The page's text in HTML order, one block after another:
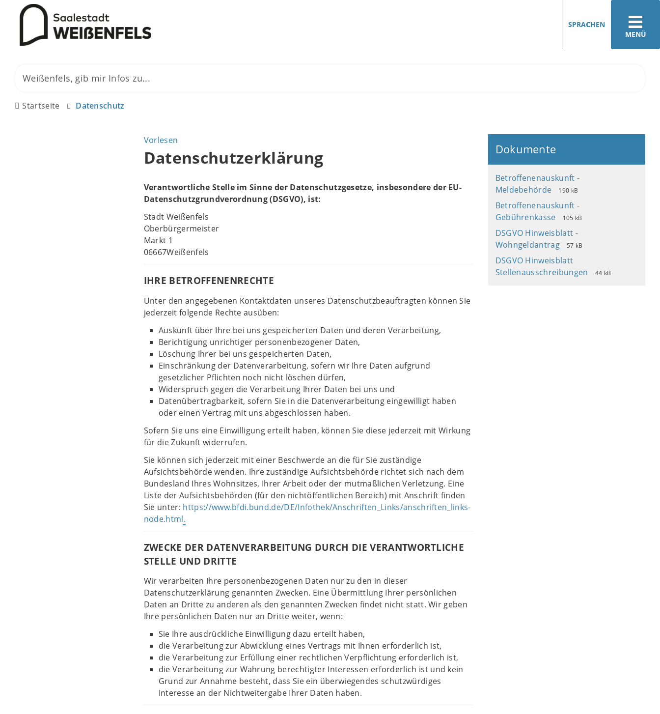
MENÜ
SPRACHEN
Startseite Datenschutz
Vorlesen
Datenschutzerklärung
Verantwortliche Stelle im Sinne der Datenschutzgesetze, insbesondere der EU-
Datenschutzgrundverordnung (DSGVO), ist:
Stadt Weißenfels
Oberbürgermeister
Markt 1
06667Weißenfels
IHRE BETROFFENENRECHTE
Unter den angegebenen Kontaktdaten unseres Datenschutzbeauftragten können Sie
jederzeit folgende Rechte ausüben:
Auskunft über Ihre bei uns gespeicherten Daten und deren Verarbeitung,
Berichtigung unrichtiger personenbezogener Daten,
Löschung Ihrer bei uns gespeicherten Daten,
Einschränkung der Datenverarbeitung, sofern wir Ihre Daten aufgrund
gesetzlicher Pflichten noch nicht löschen dürfen,
Widerspruch gegen die Verarbeitung Ihrer Daten bei uns und
Datenübertragbarkeit, sofern Sie in die Datenverarbeitung eingewilligt haben
oder einen Vertrag mit uns abgeschlossen haben.
Sofern Sie uns eine Einwilligung erteilt haben, können Sie diese jederzeit mit Wirkung
für die Zukunft widerrufen.
Sie können sich jederzeit mit einer Beschwerde an die für Sie zuständige
Aufsichtsbehörde wenden. Ihre zuständige Aufsichtsbehörde richtet sich nach dem
Bundesland Ihres Wohnsitzes, Ihrer Arbeit oder der mutmaßlichen Verletzung. Eine
Liste der Aufsichtsbehörden (für den nichtöffentlichen Bereich) mit Anschrift finden
Sie unter: https://www.bfdi.bund.de/DE/Infothek/Anschriften_Links/anschriften_links-
node.html.
ZWECKE DER DATENVERARBEITUNG DURCH DIE VERANTWORTLICHE
STELLE UND DRITTE
Wir verarbeiten Ihre personenbezogenen Daten nur zu den in dieser
Datenschutzerklärung genannten Zwecken. Eine Übermittlung Ihrer persönlichen
Daten an Dritte zu anderen als den genannten Zwecken findet nicht statt. Wir geben
Ihre persönlichen Daten nur an Dritte weiter, wenn:
Sie Ihre ausdrückliche Einwilligung dazu erteilt haben,
die Verarbeitung zur Abwicklung eines Vertrags mit Ihnen erforderlich ist,
die Verarbeitung zur Erfüllung einer rechtlichen Verpflichtung erforderlich ist,
die Verarbeitung zur Wahrung berechtigter Interessen erforderlich ist und kein
Grund zur Annahme besteht, dass Sie ein überwiegendes schutzwürdiges
Interesse an der Nichtweitergabe Ihrer Daten haben.
Dokumente
Betroffenenauskunft -
Meldebehörde
190 kB
Betroffenenauskunft -
Gebührenkasse
105 kB
DSGVO Hinweisblatt -
Wohngeldantrag
57 kB
DSGVO Hinweisblatt
Stellenausschreibungen
44 kB